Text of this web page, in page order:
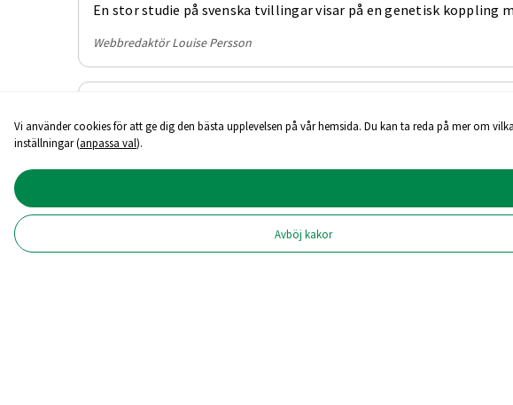
En stor studie på svenska tvillingar visar på en genetisk koppling
Webbredaktör Louise Persson
Vi använder cookies för att ge dig den bästa upplevelsen på vår hemsida. Du kan ta reda på mer om
inställningar (anpassa val).
Avböj kakor